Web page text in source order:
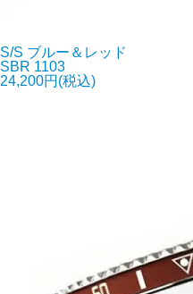
S/S ブルー＆レッド
SBR 1103
24,200円(税込)